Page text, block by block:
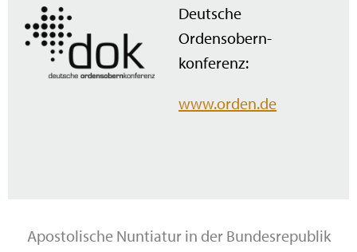
Deutsche
Ordensobern­
konferenz:
www.orden.de
Apostolische Nuntiatur in der Bundesrepublik